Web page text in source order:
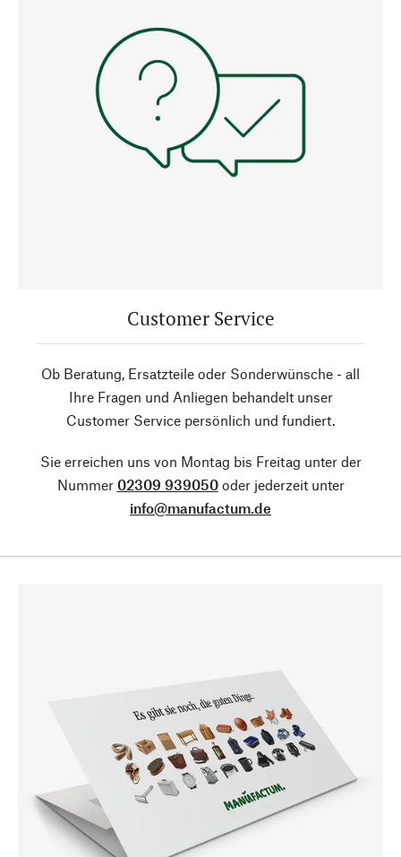
Customer Service
Ob Beratung, Ersatzteile oder Sonderwünsche - all
Ihre Fragen und Anliegen behandelt unser
Customer Service persönlich und fundiert.
Sie erreichen uns von Montag bis Freitag unter der
Nummer 02309 939050oder jederzeit unter
info@manufactum.de